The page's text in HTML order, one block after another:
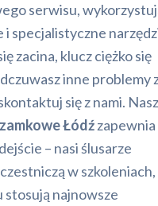
serwisu,
i specjalistyczne
zacina, klucz ciężko się
inne problemy
się z nami.
Łódźzapewnia
– nasi ślusarze
w szkoleniach,
stosują najnowsze